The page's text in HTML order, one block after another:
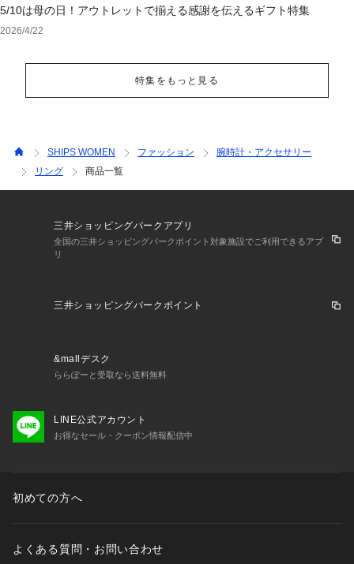
5/10は母の日！アウトレットで揃える感謝を伝えるギフト特集
2026/4/22
特集をもっと見る
SHIPS WOMEN ファッション
腕時計・アクセサリー
リング
商品一覧
三井ショッピングパークアプリ
全国の三井ショッピングパークポイント対象施設でご利用できるアプ
リ
三井ショッピングパークポイント
&mallデスク
ららぽーと受取なら送料無料
LINE公式アカウント
お得なセール・クーポン情報配信中
初めての方へ
よくある質問・お問い合わせ